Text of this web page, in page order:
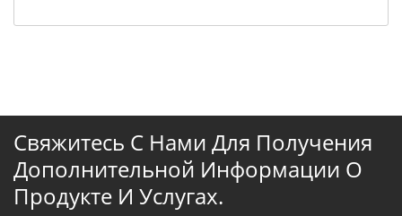
Свяжитесь С Нами Для Получения
Дополнительной Информации О
Продукте И Услугах.